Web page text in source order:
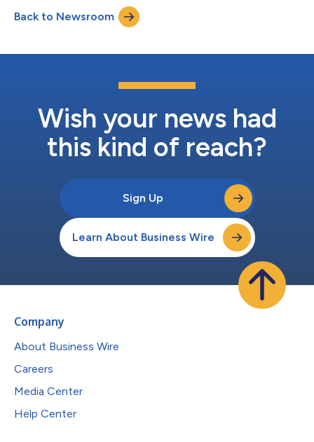
關鍵角色。 據Dealogic稱，已宣布的購併交易總額高達350億美
元，相較去年同期成長了56%。隨著公司越來越多地尋求整合與擴
張，Technology Holdings在提供策略指導和促進成功交易方面具
Edoardo Freschet表示：「進軍巴西對我們來說是一個令人振奮
人才素質和公司活力令人印象深刻。我們致力於支援巴西公司的成
長之旅，同時促進有助於永續發展的投資流動。」 Technology
Back to Newsroom
Wish your news had
this kind of reach?
Sign Up
Learn About Business Wire
Company
About Business Wire
Careers
Media Center
Help Center